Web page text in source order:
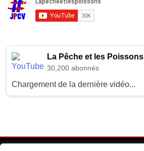
La Pêche et les Poissons
30,200 abonnés
Chargement de la dernière vidéo...